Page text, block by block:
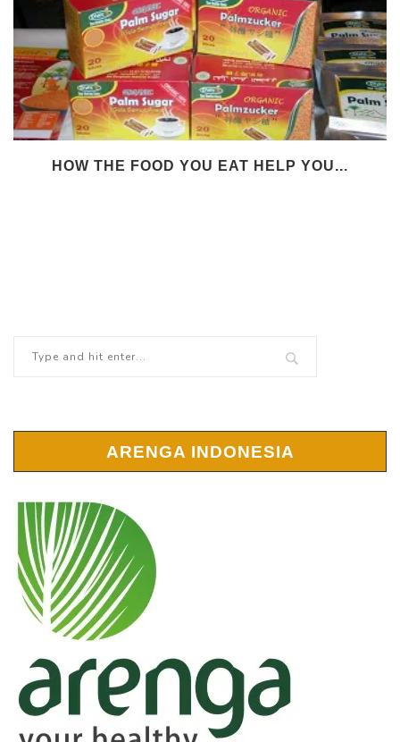
HOW THE FOOD YOU EAT HELP YOU...
ARENGA INDONESIA